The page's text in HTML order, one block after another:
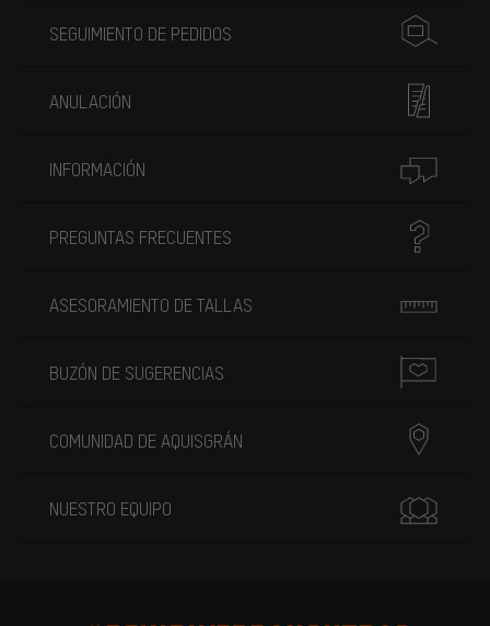
SEGUIMIENTO DE PEDIDOS
ANULACIÓN
INFORMACIÓN
PREGUNTAS FRECUENTES
ASESORAMIENTO DE TALLAS
BUZÓN DE SUGERENCIAS
COMUNIDAD DE AQUISGRÁN
NUESTRO EQUIPO